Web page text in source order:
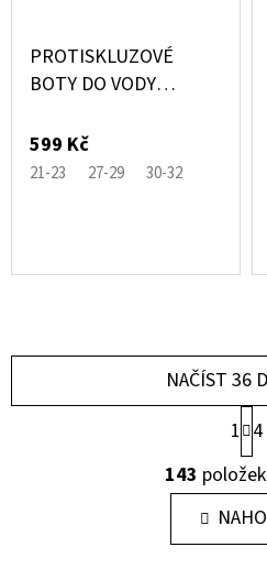
PROTISKLUZOVÉ
BOTY DO VODY
ZMRZLINAMI –
SLIPSTOP®
599 Kč
21-23 27-29 30-32
O
V
L
Á
NAČÍST 36
S
T
R
Á
N
K
O
1 4
143